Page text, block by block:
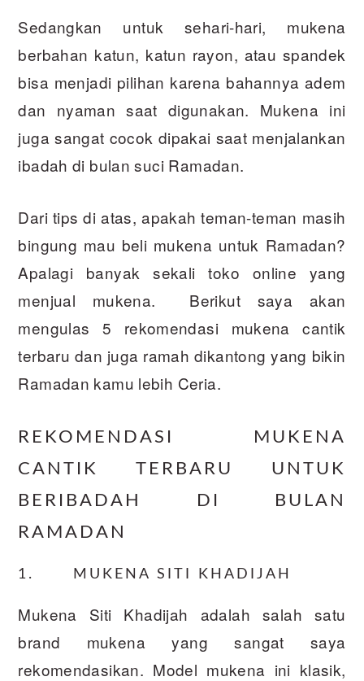
Sedangkan untuk sehari-hari, mukena
berbahan katun, katun rayon, atau spandek
bisa menjadi pilihan karena bahannya adem
dan nyaman saat digunakan. Mukena ini
juga sangat cocok dipakai saat menjalankan
ibadah di bulan suci Ramadan.
Dari tips di atas, apakah teman-teman masih
bingung mau beli mukena untuk Ramadan?
Apalagi banyak sekali toko online yang
menjual mukena. Berikut saya akan
mengulas 5 rekomendasi mukena cantik
terbaru dan juga ramah dikantong yang bikin
Ramadan kamu lebih Ceria.
REKOMENDASI MUKENA
CANTIK TERBARU UNTUK
BERIBADAH DI BULAN
RAMADAN
1. MUKENA SITI KHADIJAH
Mukena Siti Khadijah adalah salah satu
brand mukena yang sangat saya
rekomendasikan. Model mukena ini klasik,